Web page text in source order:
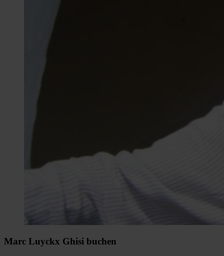
Marc Luyckx Ghisi buchen